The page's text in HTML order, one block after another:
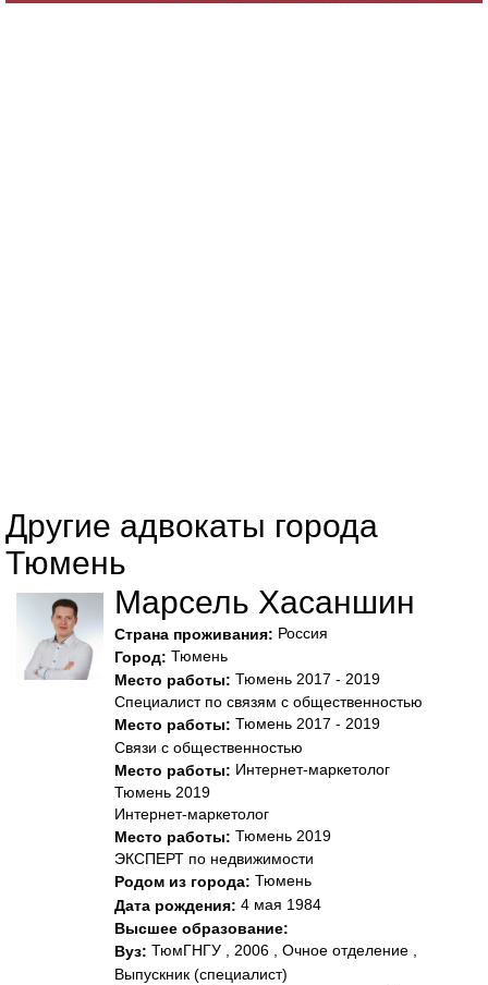
Другие адвокаты города
Тюмень
Марсель Хасаншин
Страна проживания: Россия
Город: Тюмень
Место работы: Тюмень 2017 - 2019
Специалист по связям с общественностью
Место работы: Тюмень 2017 - 2019
Связи с общественностью
Место работы: Интернет-маркетолог
Тюмень 2019
Интернет-маркетолог
Место работы: Тюмень 2019
ЭКСПЕРТ по недвижимости
Родом из города: Тюмень
Дата рождения: 4 мая 1984
Высшее образование:
Вуз: ТюмГНГУ , 2006 , Очное отделение ,
Выпускник (специалист)